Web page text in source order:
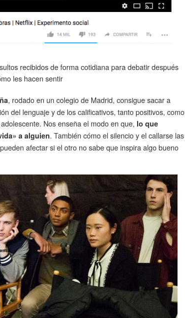
recibidos de forma cotidiana para debatir después
les hacen sentir
, rodado en un colegio de Madrid, consigue sacar a
del lenguaje y de los calificativos, tanto positivos, como
Nos enseña el modo en que, lo que
a alguien. También cómo el silencio y el callarse las
afectar si el otro no sabe que inspira algo bueno